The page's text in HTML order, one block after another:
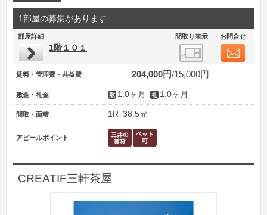
1部屋の募集があります
部屋詳細 間取り表示 お問合せ
1階１０１
賃料・管理費・共益費 204,000円 15,000円
敷金・礼金 1.0ヶ月 1.0ヶ月
間取・面積 1R 38.5㎡
アピールポイント
CREATIF三軒茶屋